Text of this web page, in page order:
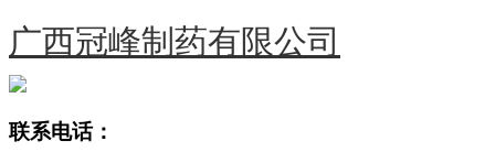
广西冠峰制药有限公司
联系电话：